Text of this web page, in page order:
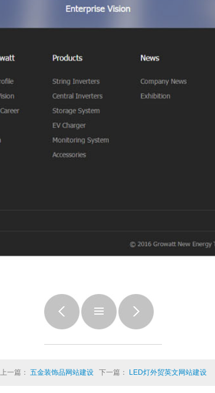
上一篇： 五金装饰品网站建设 下一篇： LED灯外贸英文网站建设